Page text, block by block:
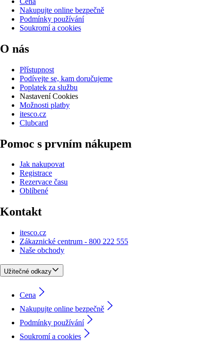
Nakupujte online bezpečně
Podmínky používání
Soukromí a cookies
O nás
Přístupnost
Podívejte se, kam doručujeme
Poplatek za službu
Nastavení Cookies
Možnosti platby
itesco.cz
Clubcard
Pomoc s prvním nákupem
Jak nakupovat
Registrace
Rezervace času
Oblíbené
Kontakt
itesco.cz
Zákaznické centrum - 800 222 555
Naše obchody
Užitečné odkazy
Cena
Nakupujte online bezpečně
Podmínky používání
Soukromí a cookies